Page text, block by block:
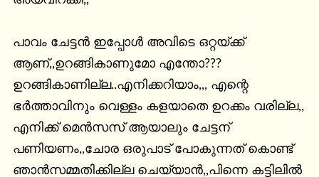
പാവം ചേട്ടന്‍ ഇപ്പോള്‍ അവിടെ ഒറ്റയ്ക്ക്
ആണ്,,ഉറങ്ങികാണുമോ എന്തോ???
ഉറങ്ങികാണില്ല..എനിക്കറിയാം,,, എന്റെ
ഭര്‍ത്താവിനും വെള്ളം കളയാതെ ഉറക്കം വരില്ല,,
എനിക്ക് മെന്‍സസ് ആയാലും ചേട്ടന്
പണിയണം,,ചോര ഒരുപാട് പോകുന്നത് കൊണ്ട്
ഞാന്‍സമ്മതിക്കില്ല ചെയ്യാന്‍,,പിന്നെ കട്ടിലില്‍